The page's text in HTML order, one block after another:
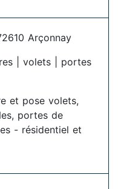
Arçonnay
| volets | portes
et pose volets,
portes de
- résidentiel et